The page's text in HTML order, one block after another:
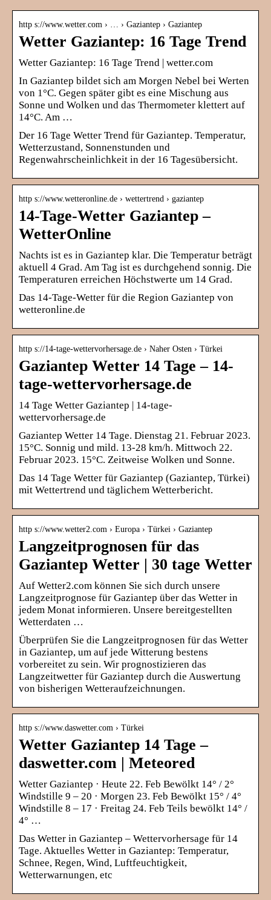
http s://www.wetter.com › … › Gaziantep › Gaziantep
Wetter Gaziantep: 16 Tage Trend
Wetter Gaziantep: 16 Tage Trend | wetter.com
In Gaziantep bildet sich am Morgen Nebel bei Werten
von 1°C. Gegen später gibt es eine Mischung aus
Sonne und Wolken und das Thermometer klettert auf
14°C. Am …
Der 16 Tage Wetter Trend für Gaziantep. Temperatur,
Wetterzustand, Sonnenstunden und
Regenwahrscheinlichkeit in der 16 Tagesübersicht.
http s://www.wetteronline.de › wettertrend › gaziantep
14-Tage-Wetter Gaziantep –
WetterOnline
Nachts ist es in Gaziantep klar. Die Temperatur beträgt
aktuell 4 Grad. Am Tag ist es durchgehend sonnig. Die
Temperaturen erreichen Höchstwerte um 14 Grad.
Das 14-Tage-Wetter für die Region Gaziantep von
wetteronline.de
http s://14-tage-wettervorhersage.de › Naher Osten › Türkei
Gaziantep Wetter 14 Tage – 14-
tage-wettervorhersage.de
14 Tage Wetter Gaziantep | 14-tage-
wettervorhersage.de
Gaziantep Wetter 14 Tage. Dienstag 21. Februar 2023.
15°C. Sonnig und mild. 13-28 km/h. Mittwoch 22.
Februar 2023. 15°C. Zeitweise Wolken und Sonne.
Das 14 Tage Wetter für Gaziantep (Gaziantep, Türkei)
mit Wettertrend und täglichem Wetterbericht.
http s://www.wetter2.com › Europa › Türkei › Gaziantep
Langzeitprognosen für das
Gaziantep Wetter | 30 tage Wetter
Auf Wetter2.com können Sie sich durch unsere
Langzeitprognose für Gaziantep über das Wetter in
jedem Monat informieren. Unsere bereitgestellten
Wetterdaten …
Überprüfen Sie die Langzeitprognosen für das Wetter
in Gaziantep, um auf jede Witterung bestens
vorbereitet zu sein. Wir prognostizieren das
Langzeitwetter für Gaziantep durch die Auswertung
von bisherigen Wetteraufzeichnungen.
http s://www.daswetter.com › Türkei
Wetter Gaziantep 14 Tage –
daswetter.com | Meteored
Wetter Gaziantep · Heute 22. Feb Bewölkt 14° / 2°
Windstille 9 – 20 · Morgen 23. Feb Bewölkt 15° / 4°
Windstille 8 – 17 · Freitag 24. Feb Teils bewölkt 14° /
4° …
Das Wetter in Gaziantep – Wettervorhersage für 14
Tage. Aktuelles Wetter in Gaziantep: Temperatur,
Schnee, Regen, Wind, Luftfeuchtigkeit,
Wetterwarnungen, etc